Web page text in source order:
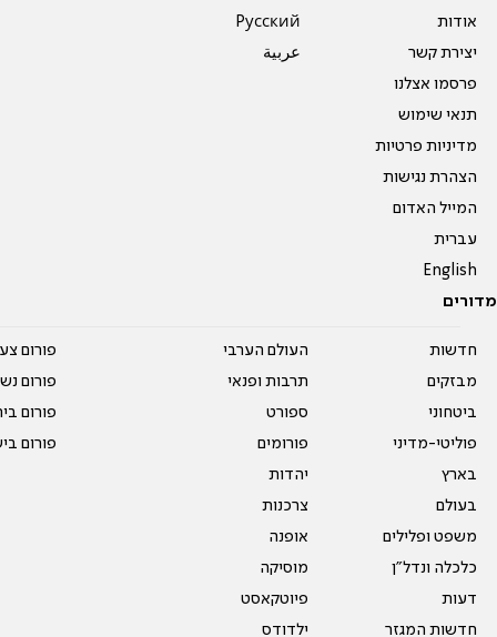
אודות
יצירת קשר
פרסמו אצלנו
תנאי שימוש
מדיניות פרטיות
הצהרת נגישות
המייל האדום
עברית
English
Pусский
عربية
מדורים
חדשות
מבזקים
ביטחוני
פוליטי-מדיני
בארץ
בעולם
משפט ופלילים
כלכלה ונדל"ן
דעות
חדשות המגזר
העולם הערבי
תרבות ופנאי
ספורט
פורומים
יהדות
צרכנות
אופנה
מוסיקה
פיוטקאסט
ילדודס
פורום
פורום
פורום
פורום